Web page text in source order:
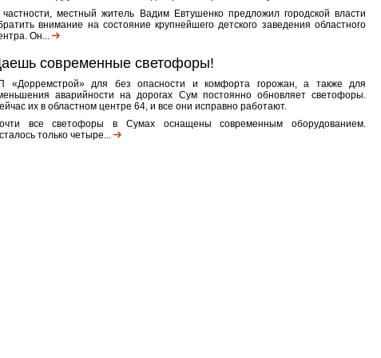
частности, местный житель Вадим Евтушенко предложил городской власти
внимание на состояние крупнейшего детского заведения областного
Он...
современные светофоры!
«Дорремстрой» для без опасности и комфорта горожан, а также для
аварийности на дорогах Сум постоянно обновляет светофоры.
их в областном центре 64, и все они исправно работают.
все светофоры в Сумах оснащены современным оборудованием.
только четыре...